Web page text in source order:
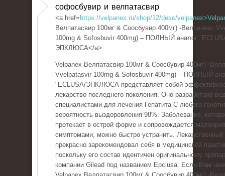
софосбувир и велпатасвир
<a href= https://velpanex.ru/shop/12/desc/
Велпатасвир 100мг & Соосбувир 400мг) -Велпанекс
100mg & Sofosbuvir 400mg) – ПОЛНЫЙ аналог
ЭПКЛЮСА</a>
Velpanex Велпатасвир 100мг & Соосбувир 400мг) -
Vvelpatasvir 100mg & Sofosbuvir 400mg) – ПОЛНЫЙ
"ECLUSA/ЭПКЛЮСА представляет собой
лекарство последнего поколения. Оно разработано
специалистами для лечения Гепатита С любого
вероятность выздоровления 98%. Заболевание,
протекает в острой форме и сопровождается
симптомами, можно быстро устранить. Лекарственный
прекрасно зарекомендовал себя в медицинской
поскольку его состав идентичен оригинальному
компании Gilead под названием Epclusa. Если Вам